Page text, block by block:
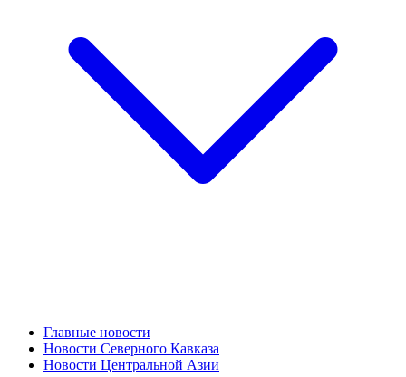
Главные новости
Новости Северного Кавказа
Новости Центральной Азии